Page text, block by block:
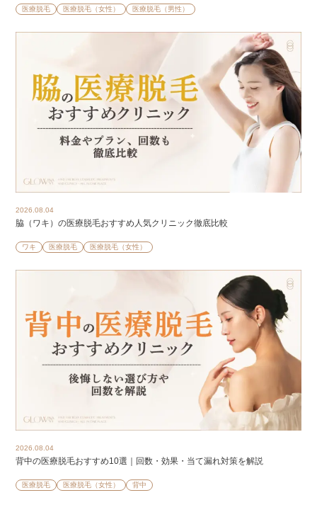
医療脱毛 医療脱毛（女性） 医療脱毛（男性）
2026.08.04
脇（ワキ）の医療脱毛おすすめ人気クリニック徹底比較
ワキ 医療脱毛 医療脱毛（女性）
2026.08.04
背中の医療脱毛おすすめ10選｜回数・効果・当て漏れ対策を解説
医療脱毛 医療脱毛（女性） 背中